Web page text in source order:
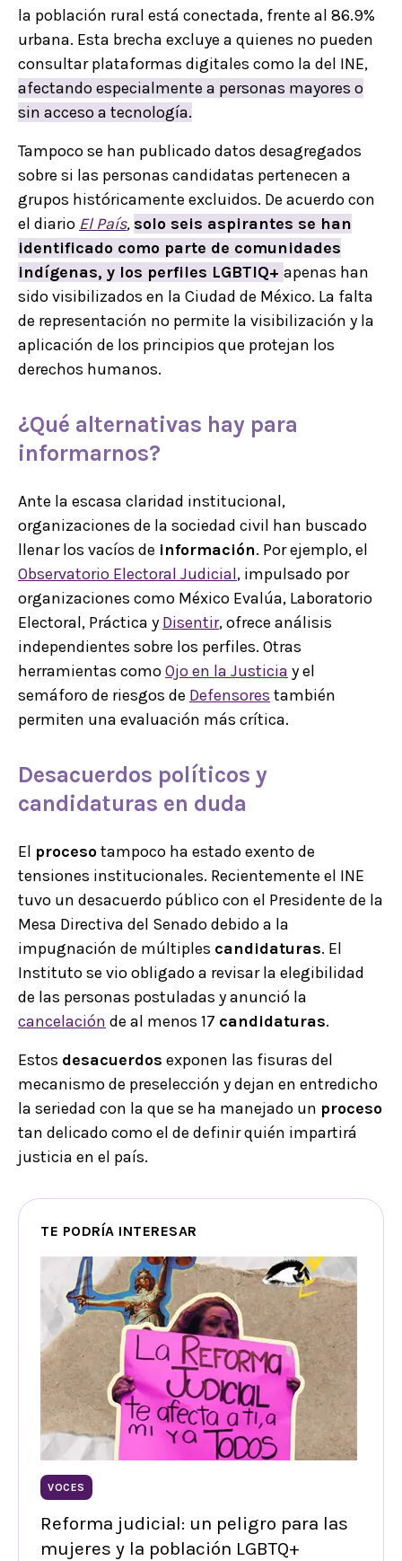
la población rural está conectada, frente al 86.9%
urbana. Esta brecha excluye a quienes no pueden
consultar plataformas digitales como la del INE,
afectando especialmente a personas mayores o
sin acceso a tecnología.
Tampoco se han publicado datos desagregados
sobre si las personas candidatas pertenecen a
grupos históricamente excluidos. De acuerdo con
el diario El País, solo seis aspirantes se han
identificado como parte de comunidades
indígenas, y los perfiles LGBTIQ+ apenas han
sido visibilizados en la Ciudad de México. La falta
de representación no permite la visibilización y la
aplicación de los principios que protejan los
derechos humanos.
¿Qué alternativas hay para
informarnos?
Ante la escasa claridad institucional,
organizaciones de la sociedad civil han buscado
llenar los vacíos de información. Por ejemplo, el
Observatorio Electoral Judicial, impulsado por
organizaciones como México Evalúa, Laboratorio
Electoral, Práctica y Disentir, ofrece análisis
independientes sobre los perfiles. Otras
herramientas comoOjo en la Justicia y el
semáforo de riesgos de Defensores también
permiten una evaluación más crítica.
Desacuerdos políticos y
candidaturas en duda
El procesotampoco ha estado exento de
tensiones institucionales. Recientemente el INE
tuvo un desacuerdo público con el Presidente de la
Mesa Directiva del Senado debido a la
impugnación de múltiples candidaturas. El
Instituto se vio obligado a revisar la elegibilidad
de las personas postuladas y anunció la
cancelación de al menos 17 candidaturas.
Estos desacuerdos exponen las fisuras del
mecanismo de preselección y dejan en entredicho
la seriedad con la que se ha manejado un proceso
tan delicado como el de definir quién impartirá
justicia en el país.
TE PODRÍA INTERESAR
VOCES
Reforma judicial: un peligro para las
mujeres y la población LGBTQ+